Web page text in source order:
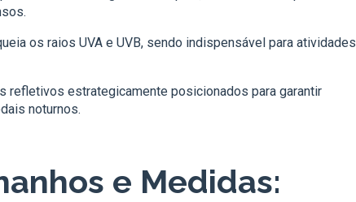
os raios UVA e UVB, sendo indispensável para atividades
refletivos estrategicamente posicionados para garantir
noturnos.
e Medidas: